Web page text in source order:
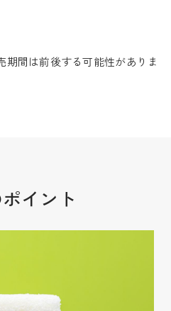
期間は前後する可能性がありま
イント